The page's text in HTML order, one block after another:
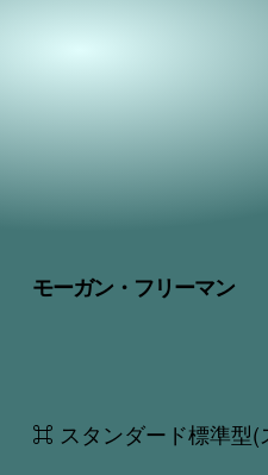
モーガン・フリーマン
⌘ スタンダード標準型(